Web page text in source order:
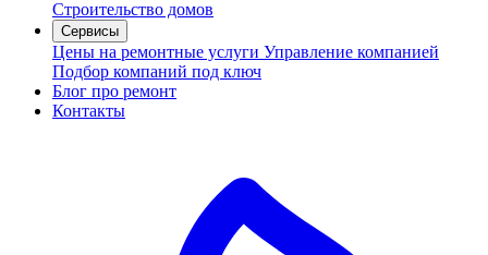
Строительство домов
Сервисы
Цены на ремонтные услуги Управление компанией
Подбор компаний под ключ
Блог про ремонт
Контакты